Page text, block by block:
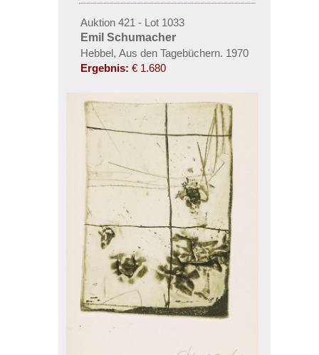
Auktion 421 - Lot 1033
Emil Schumacher
Hebbel, Aus den Tagebüchern. 1970
Ergebnis: € 1.680